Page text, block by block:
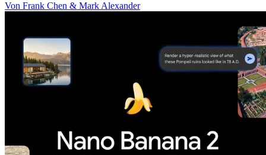
Von Frank Chen & Mark Alexander